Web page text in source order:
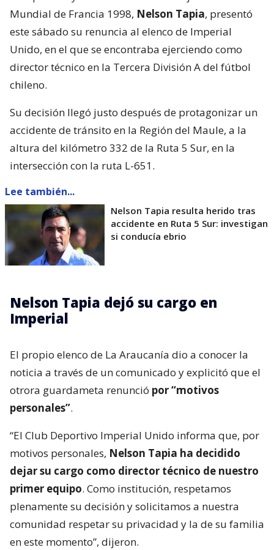
Mundial de Francia 1998, Nelson Tapia, presentó
este sábado su renuncia al elenco de Imperial
Unido, en el que se encontraba ejerciendo como
director técnico en la Tercera División A del fútbol
chileno.
Su decisión llegó justo después de protagonizar un
accidente de tránsito en la Región del Maule, a la
altura del kilómetro 332 de la Ruta 5 Sur, en la
intersección con la ruta L-651.
Lee también...
Nelson Tapia resulta herido tras
accidente en Ruta 5 Sur: investigan
si conducía ebrio
Nelson Tapia dejó su cargo en
Imperial
El propio elenco de La Araucanía dio a conocer la
noticia a través de un comunicado y explicitó que el
otrora guardameta renunció por “motivos
personales”.
“El Club Deportivo Imperial Unido informa que, por
motivos personales, Nelson Tapia ha decidido
dejar su cargo como director técnico de nuestro
primer equipo. Como institución, respetamos
plenamente su decisión y solicitamos a nuestra
comunidad respetar su privacidad y la de su familia
en este momento”, dijeron.